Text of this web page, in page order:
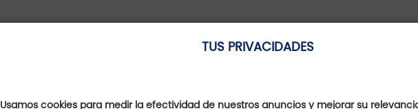
TUS PRIVACIDADES
Usamos cookies para medir la efectividad de nuestros anuncios y mejorar su
Campo De Golf